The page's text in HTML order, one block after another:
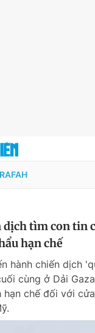
tìm con tin
hạn chế
hành chiến dịch
cùng ở Dải
chế đối với